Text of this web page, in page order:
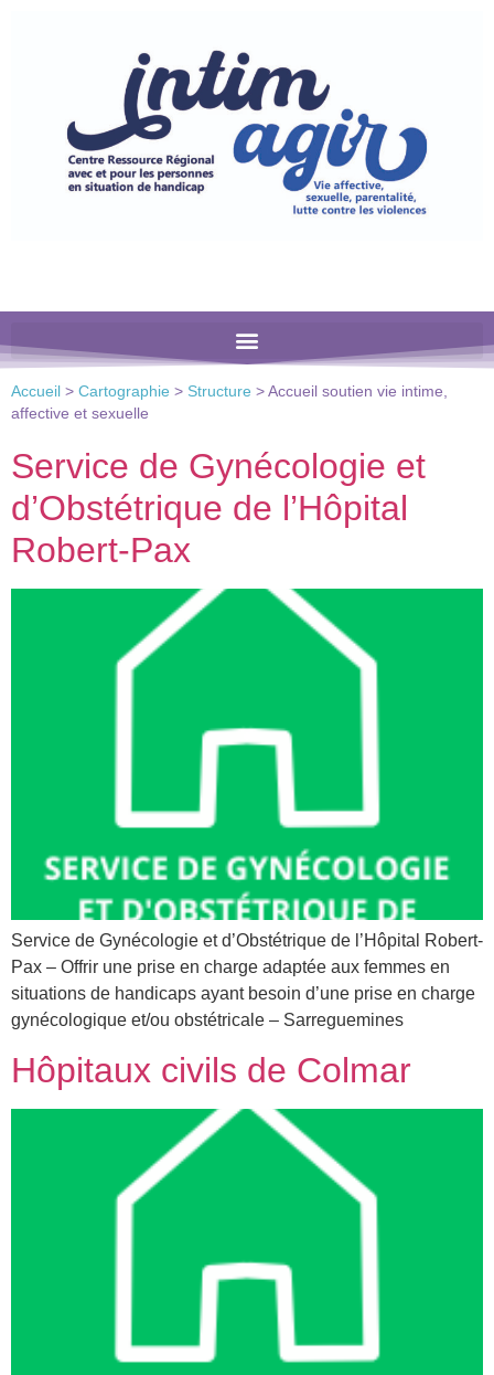
comprend
Accueil > Cartographie > Structure > Accueil soutien vie intime,
affective et sexuelle
Service de Gynécologie et
d’Obstétrique de l’Hôpital
Robert-Pax
Service de Gynécologie et d’Obstétrique de l’Hôpital Robert-
Pax – Offrir une prise en charge adaptée aux femmes en
situations de handicaps ayant besoin d’une prise en charge
gynécologique et/ou obstétricale – Sarreguemines
Hôpitaux civils de Colmar